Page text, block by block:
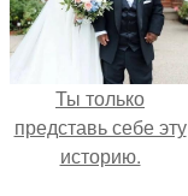
Ты только
представь себе эту
историю.